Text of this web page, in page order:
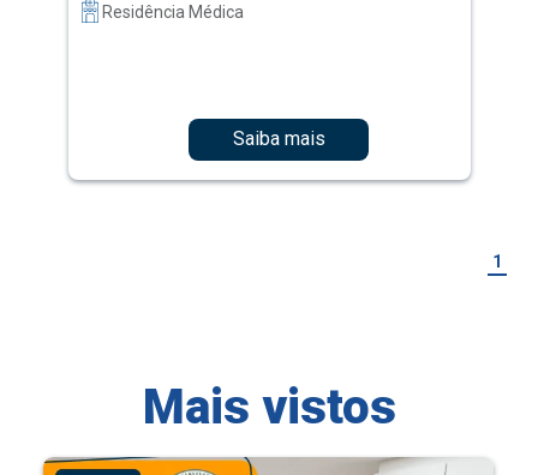
Residência Médica
Saiba mais
1
Mais vistos